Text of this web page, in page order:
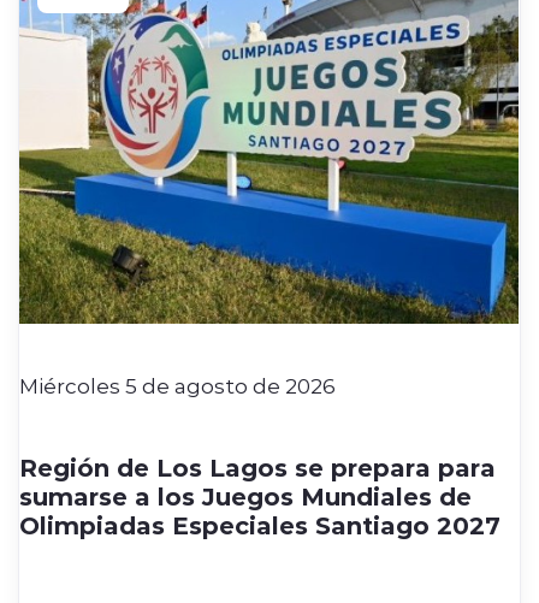
Miércoles 5 de agosto de 2026
Región de Los Lagos se prepara para
sumarse a los Juegos Mundiales de
Olimpiadas Especiales Santiago 2027